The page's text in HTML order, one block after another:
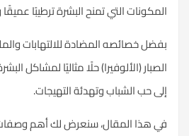
المكونات التي تمنح البشرة ترطيبًا
بفضل خصائصه المضادة للالتهابات
الصبار (الألوفيرا) حلًا مثاليًا لمشاكل
إلى حب الشباب وتهدئة التهيجات.
في هذا المقال، سنعرض لك أهم وصفات